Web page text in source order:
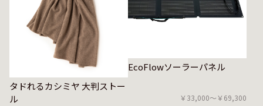
タドれるカシミヤ 大判ストー
ル
EcoFlowソーラーパネル
￥33,000〜￥69,300